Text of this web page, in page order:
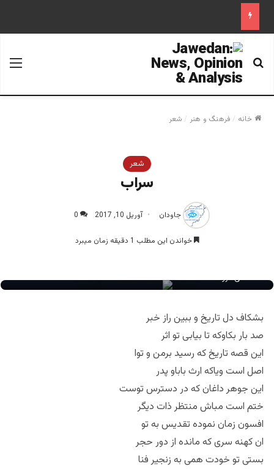
جستجو برای
خانه / فرهنگ و هنر / شعر
شعر
سراب
جاودان آوریل 10, 2017 0
خواندن این مطلب 1 دقیقه زمان میبرد
هادی عروسنگ
بشکاف دل تاریخ و ببین راز خبر
صد بار بکاوکه تا بیابی تو اثر
این قصه تاریخ که رسید برمن و توا
اصل است ویاکه ارث باباو پدر
این جوهر داغان که در دسترس توست
ختم است مباش منتظر ذات دیگر
افسون زمان نموده تقدیس به تو
ان کهنه سری که مانده از دور حجر
بستی تو خودت همی به زنجیر فنا